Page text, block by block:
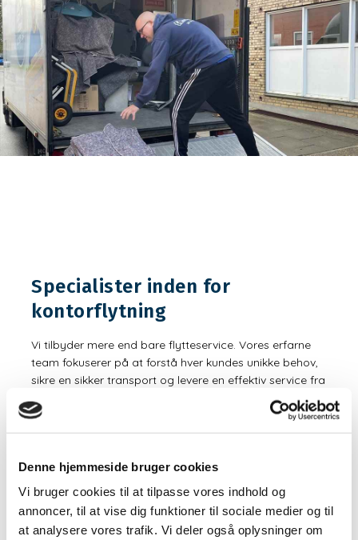
Denne hjemmeside bruger cookies
Vi bruger cookies til at tilpasse vores indhold og
annoncer, til at vise dig funktioner til sociale medier og til
at analysere vores trafik. Vi deler også oplysninger om
Specialister inden for
kontorflytning
Vi tilbyder mere end bare flytteservice. Vores erfarne
team fokuserer på at forstå hver kundes unikke behov,
sikre en sikker transport og levere en effektiv service fra
start til slut. Men hvorfor skal du vælge os?
Vores viden om alle aspekter af kontorflytning er
værktøjer for at sikre, at hver flytning er så let som
muligt
Vi forstår bekymringerne omkring sikkerhed, tidsstyring